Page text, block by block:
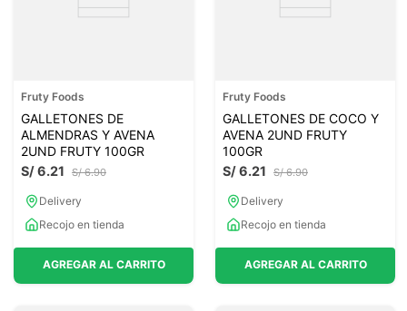
Fruty Foods
GALLETONES DE
ALMENDRAS Y AVENA
2UND FRUTY 100GR
S/ 6.90
S/6.21
Delivery
Recojo en tienda
AGREGAR AL CARRITO
Fruty Foods
GALLETONES DE COCO Y
AVENA 2UND FRUTY
100GR
S/ 6.90
S/6.21
Delivery
Recojo en tienda
AGREGAR AL CARRITO